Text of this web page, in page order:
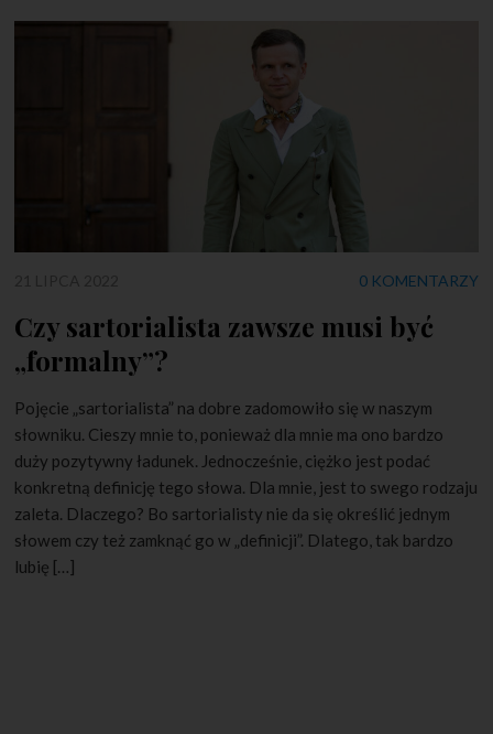
0 KOMENTARZY
Czy sartorialista zawsze musi być
„formalny”?
Pojęcie „sartorialista” na dobre zadomowiło się w naszym
słowniku. Cieszy mnie to, ponieważ dla mnie ma ono bardzo
duży pozytywny ładunek. Jednocześnie, ciężko jest podać
konkretną definicję tego słowa. Dla mnie, jest to swego rodzaju
zaleta. Dlaczego? Bo sartorialisty nie da się określić jednym
słowem czy też zamknąć go w „definicji”. Dlatego, tak bardzo
lubię […]